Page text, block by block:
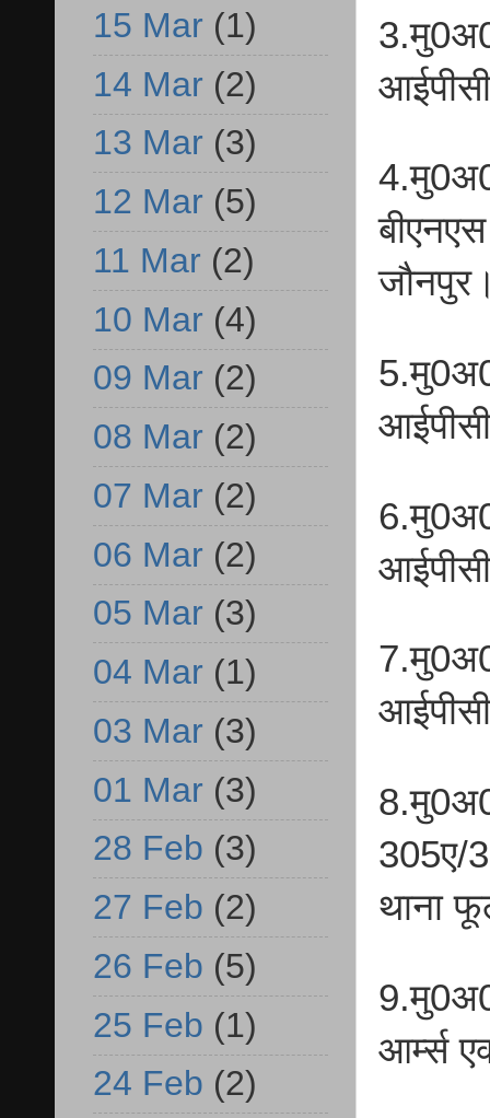
305ए/
थाना
आर्म्स
15 Mar (1)
14 Mar (2)
13 Mar (3)
12 Mar (5)
11 Mar (2)
10 Mar (4)
09 Mar (2)
08 Mar (2)
07 Mar (2)
06 Mar (2)
05 Mar (3)
04 Mar (1)
03 Mar (3)
01 Mar (3)
28 Feb (3)
27 Feb (2)
26 Feb (5)
25 Feb (1)
24 Feb (2)